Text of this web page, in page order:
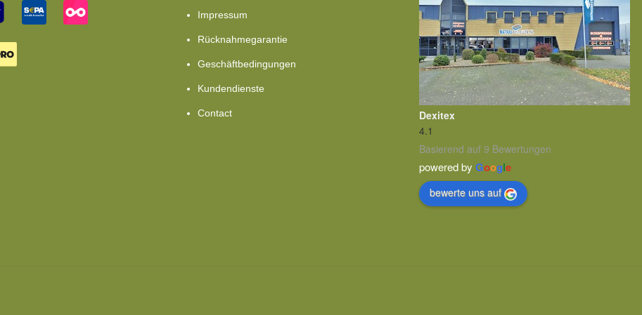
Impressum
Rücknahmegarantie
Geschäftbedingungen
Kundendienste
Contact
Dexitex
4.1
Basierend auf 9 Bewertungen
powered by Google
bewerte uns auf